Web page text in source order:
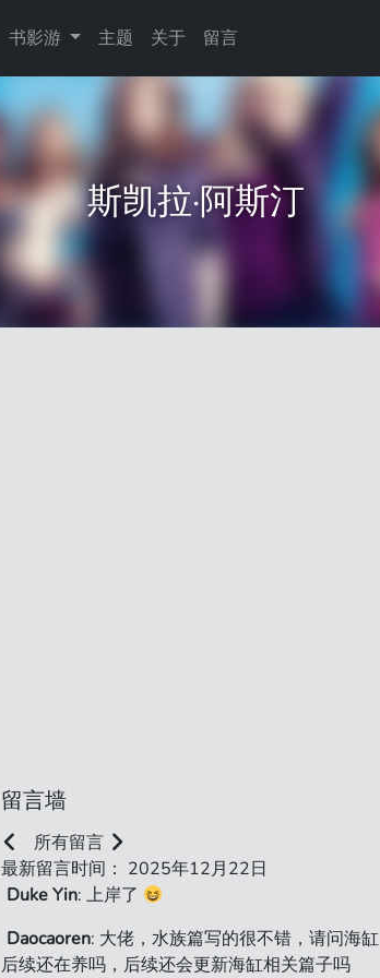
书影游 主题 关于 留言
斯凯拉·阿斯汀
留言墙
所有留言
最新留言时间： 2025年12月22日
Duke Yin: 上岸了
Daocaoren: 大佬，水族篇写的很不错，请问海缸
后续还在养吗，后续还会更新海缸相关篇子吗